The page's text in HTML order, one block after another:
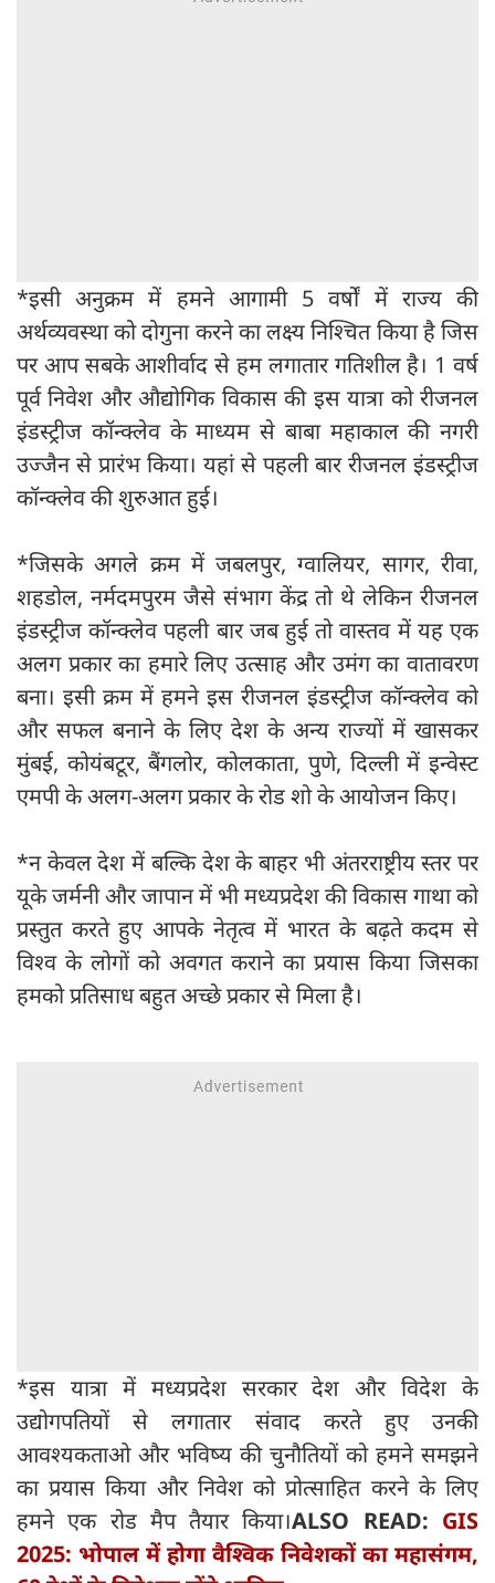
*इसी अनुक्रम में हमने आगामी 5 वर्षों में राज्य की
अर्थव्यवस्था को दोगुना करने का लक्ष्य निश्चित किया है जिस
पर आप सबके आशीर्वाद से हम लगातार गतिशील है। 1 वर्ष
पूर्व निवेश और औद्योगिक विकास की इस यात्रा को रीजनल
इंडस्ट्रीज कॉन्क्लेव के माध्यम से बाबा महाकाल की नगरी
उज्जैन से प्रारंभ किया। यहां से पहली बार रीजनल इंडस्ट्रीज
कॉन्क्लेव की शुरुआत हुई।
*जिसके अगले क्रम में जबलपुर, ग्वालियर, सागर, रीवा,
शहडोल, नर्मदमपुरम जैसे संभाग केंद्र तो थे लेकिन रीजनल
इंडस्ट्रीज कॉन्क्लेव पहली बार जब हुई तो वास्तव में यह एक
अलग प्रकार का हमारे लिए उत्साह और उमंग का वातावरण
बना। इसी क्रम में हमने इस रीजनल इंडस्ट्रीज कॉन्क्लेव को
और सफल बनाने के लिए देश के अन्य राज्यों में खासकर
मुंबई, कोयंबटूर, बैंगलोर, कोलकाता, पुणे, दिल्ली में इन्वेस्ट
एमपी के अलग-अलग प्रकार के रोड शो के आयोजन किए।
*न केवल देश में बल्कि देश के बाहर भी अंतरराष्ट्रीय स्तर पर
यूके जर्मनी और जापान में भी मध्यप्रदेश की विकास गाथा को
प्रस्तुत करते हुए आपके नेतृत्व में भारत के बढ़ते कदम से
विश्व के लोगों को अवगत कराने का प्रयास किया जिसका
हमको प्रतिसाध बहुत अच्छे प्रकार से मिला है।
*इस यात्रा में मध्यप्रदेश सरकार देश और विदेश के
उद्योगपतियों से लगातार संवाद करते हुए उनकी
आवश्यकताओ और भविष्य की चुनौतियों को हमने समझने
का प्रयास किया और निवेश को प्रोत्साहित करने के लिए
हमने एक रोड मैप तैयार किया।ALSO READ: GIS
2025: भोपाल में होगा वैश्विक निवेशकों का महासंगम,